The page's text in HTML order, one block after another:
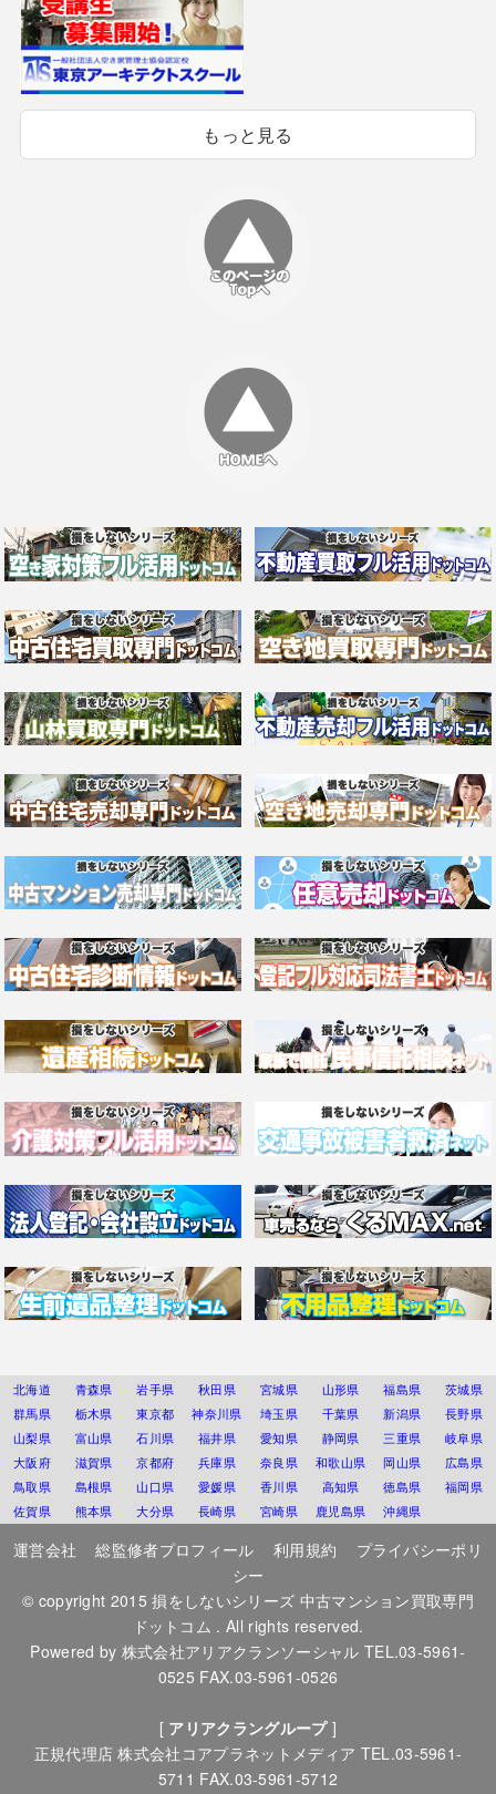
もっと見る
北海道 青森県 岩手県 秋田県 宮城県 山形県 福島県
茨城県
群馬県
栃木県 東京都 神奈川県 埼玉県 千葉県 新潟県
長野県
山梨県
富山県 石川県 福井県 愛知県 静岡県 三重県
岐阜県
大阪府
滋賀県 京都府 兵庫県 奈良県 和歌山県 岡山県
広島県
鳥取県
島根県 山口県 愛媛県 香川県 高知県 徳島県
福岡県
佐賀県
熊本県 大分県 長崎県 宮崎県 鹿児島県 沖縄県
運営会社 総監修者プロフィール 利用規約
プライバシーポリ
シー
© copyright 2015損をしないシリーズ 中古マンション買取専門
ドットコム . All rights reserved.
Powered by 株式会社アリアクランソーシャル TEL.03-5961-
0525 FAX.03-5961-0526
[ アリアクラングループ]
正規代理店株式会社コアプラネットメディア TEL.03-5961-
5711 FAX.03-5961-5712